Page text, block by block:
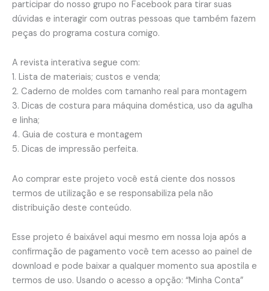
participar do nosso grupo no Facebook para tirar suas
dúvidas e interagir com outras pessoas que também fazem
peças do programa costura comigo.
A revista interativa segue com:
1. Lista de materiais; custos e venda;
2. Caderno de moldes com tamanho real para montagem
3. Dicas de costura para máquina doméstica, uso da agulha
e linha;
4. Guia de costura e montagem
5. Dicas de impressão perfeita.
Ao comprar este projeto você está ciente dos nossos
termos de utilização e se responsabiliza pela não
distribuição deste conteúdo.
Esse projeto é baixável aqui mesmo em nossa loja após a
confirmação de pagamento você tem acesso ao painel de
download e pode baixar a qualquer momento sua apostila e
termos de uso. Usando o acesso a opção: “Minha Conta”